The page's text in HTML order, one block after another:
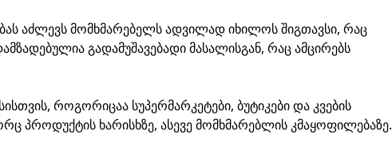
აძლევს მომხმარებელს ადვილად იხილოს შიგთავსი, რაც
გადამუშავებადი მასალისგან, რაც ამცირებს
როგორიცაა სუპერმარკეტები, ბუტიკები და კვების
პროდუქტის ხარისხზე, ასევე მომხმარებლის კმაყოფილებაზე.